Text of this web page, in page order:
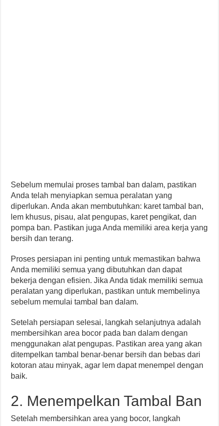
Sebelum memulai proses tambal ban dalam, pastikan
Anda telah menyiapkan semua peralatan yang
diperlukan. Anda akan membutuhkan: karet tambal ban,
lem khusus, pisau, alat pengupas, karet pengikat, dan
pompa ban. Pastikan juga Anda memiliki area kerja yang
bersih dan terang.
Proses persiapan ini penting untuk memastikan bahwa
Anda memiliki semua yang dibutuhkan dan dapat
bekerja dengan efisien. Jika Anda tidak memiliki semua
peralatan yang diperlukan, pastikan untuk membelinya
sebelum memulai tambal ban dalam.
Setelah persiapan selesai, langkah selanjutnya adalah
membersihkan area bocor pada ban dalam dengan
menggunakan alat pengupas. Pastikan area yang akan
ditempelkan tambal benar-benar bersih dan bebas dari
kotoran atau minyak, agar lem dapat menempel dengan
baik.
2. Menempelkan Tambal Ban
Setelah membersihkan area yang bocor, langkah